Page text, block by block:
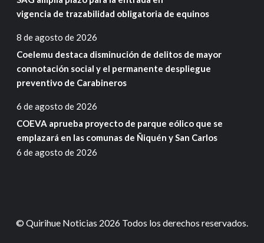
vigencia de trazabilidad obligatoria de equinos
8 de agosto de 2026
Coelemu destaca disminución de delitos de mayor
connotación social y el permanente despliegue
preventivo de Carabineros
6 de agosto de 2026
COEVA aprueba proyecto de parque eólico que se
emplazará en las comunas de Ñiquén y San Carlos
6 de agosto de 2026